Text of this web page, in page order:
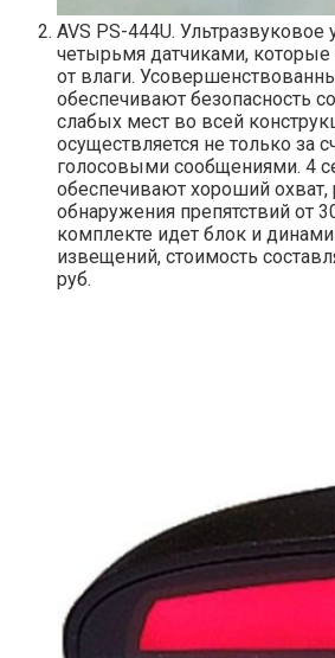
AVS PS-444U. Ультразвуковое
четырьмя датчиками,
от влаги.
обеспечивают безопасность
слабых мест во всей
осуществляется не только за
голосовыми сообщениями. 4
обеспечивают хороший охват,
обнаружения препятствий от
комплекте идет блок и
извещений, стоимость
руб.